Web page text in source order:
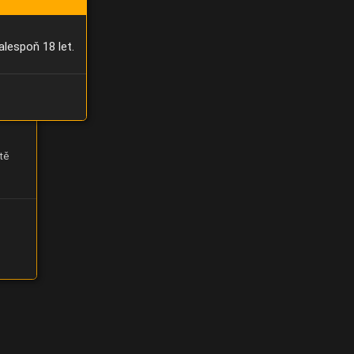
18 let.